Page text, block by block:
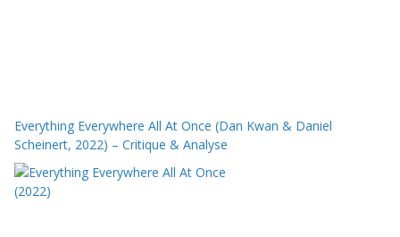
Everything Everywhere All At Once (Dan Kwan & Daniel
Scheinert, 2022) – Critique & Analyse